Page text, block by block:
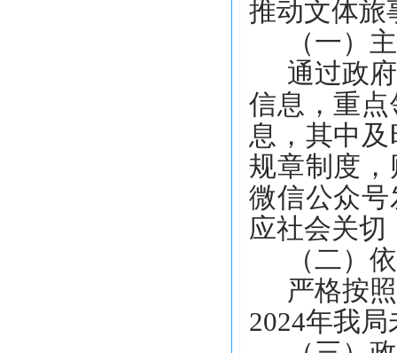
推动文体旅
（一）
通过政
信息，重
息，其中
规章制度
微信公众
应社会关切
（二）
严格按
2024年我